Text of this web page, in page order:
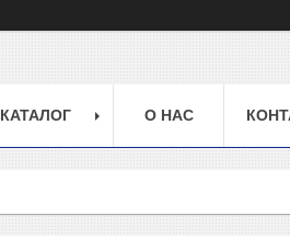
КАТАЛОГ О НАС